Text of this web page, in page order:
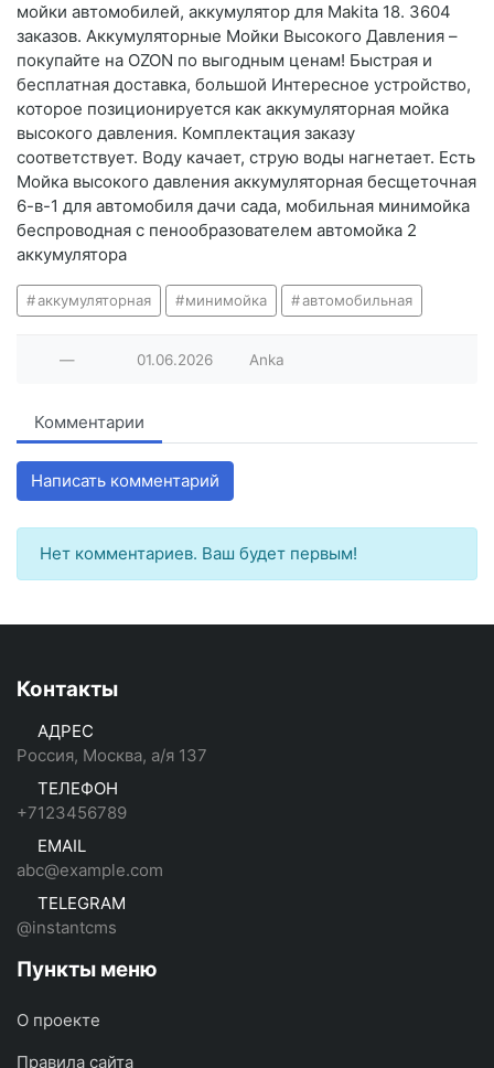
мойки автомобилей, аккумулятор для Makita 18. 3604
заказов. Аккумуляторные Мойки Высокого Давления –
покупайте на OZON по выгодным ценам! Быстрая и
бесплатная доставка, большой Интересное устройство,
которое позиционируется как аккумуляторная мойка
высокого давления. Комплектация заказу
соответствует. Воду качает, струю воды нагнетает. Есть
Мойка высокого давления аккумуляторная бесщеточная
6-в-1 для автомобиля дачи сада, мобильная минимойка
беспроводная с пенообразователем автомойка 2
аккумулятора
аккумуляторная минимойка автомобильная
— 01.06.2026 Anka
Комментарии
Написать комментарий
Нет комментариев. Ваш будет первым!
Контакты
АДРЕС
Россия, Москва, а/я 137
ТЕЛЕФОН
+7123456789
EMAIL
abc@example.com
TELEGRAM
@instantcms
Пункты меню
О проекте
Правила сайта